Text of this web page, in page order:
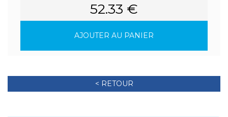
52.33 €
AJOUTER AU PANIER
< RETOUR